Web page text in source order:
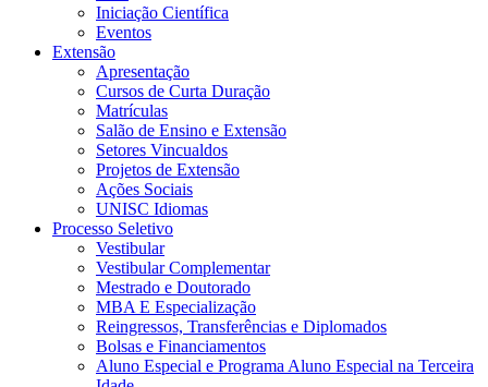
Iniciação Científica
Eventos
Extensão
Apresentação
Cursos de Curta Duração
Matrículas
Salão de Ensino e Extensão
Setores Vincualdos
Projetos de Extensão
Ações Sociais
UNISC Idiomas
Processo Seletivo
Vestibular
Vestibular Complementar
Mestrado e Doutorado
MBA E Especialização
Reingressos, Transferências e Diplomados
Bolsas e Financiamentos
Aluno Especial e Programa Aluno Especial na Terceira